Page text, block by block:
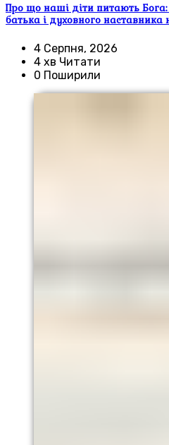
Про що наші діти питають
батька і духовного наставника
4 Серпня, 2026
4 хв Читати
0 Поширили